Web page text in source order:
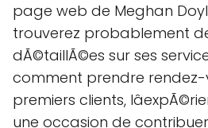
page web de Meghan
trouverez probablement
dÃ©taillÃ©es sur ses
comment prendre rendez-
premiers clients,
une occasion de